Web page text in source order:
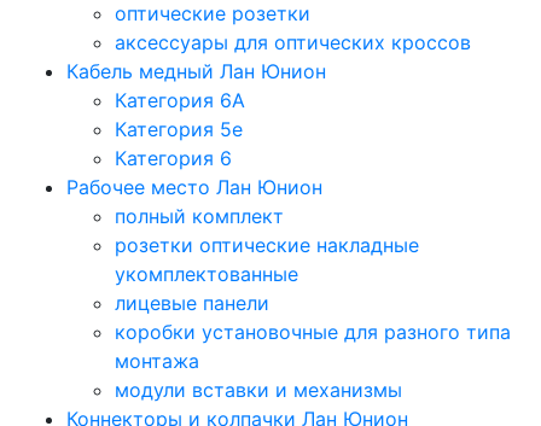
оптические розетки
аксессуары для оптических кроссов
Кабель медный Лан Юнион
Категория 6A
Категория 5e
Категория 6
Рабочее место Лан Юнион
полный комплект
розетки оптические накладные
укомплектованные
лицевые панели
коробки установочные для разного типа
монтажа
модули вставки и механизмы
Коннекторы и колпачки Лан Юнион